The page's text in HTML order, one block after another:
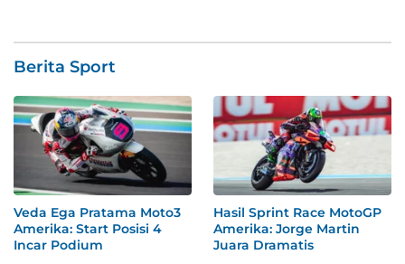
Berita Sport
Veda Ega Pratama Moto3
Amerika: Start Posisi 4
Incar Podium
Hasil Sprint Race MotoGP
Amerika: Jorge Martin
Juara Dramatis